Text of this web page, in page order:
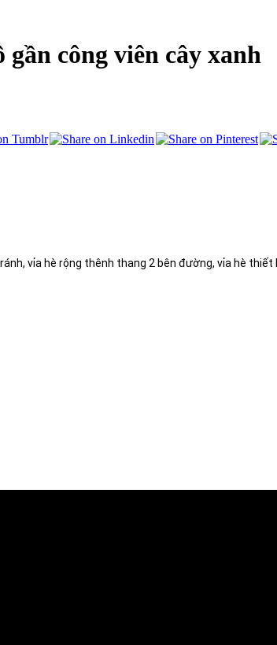
công viên cây xanh
vỉa hè rộng thênh thang 2 bên đường, vỉa hè thiết